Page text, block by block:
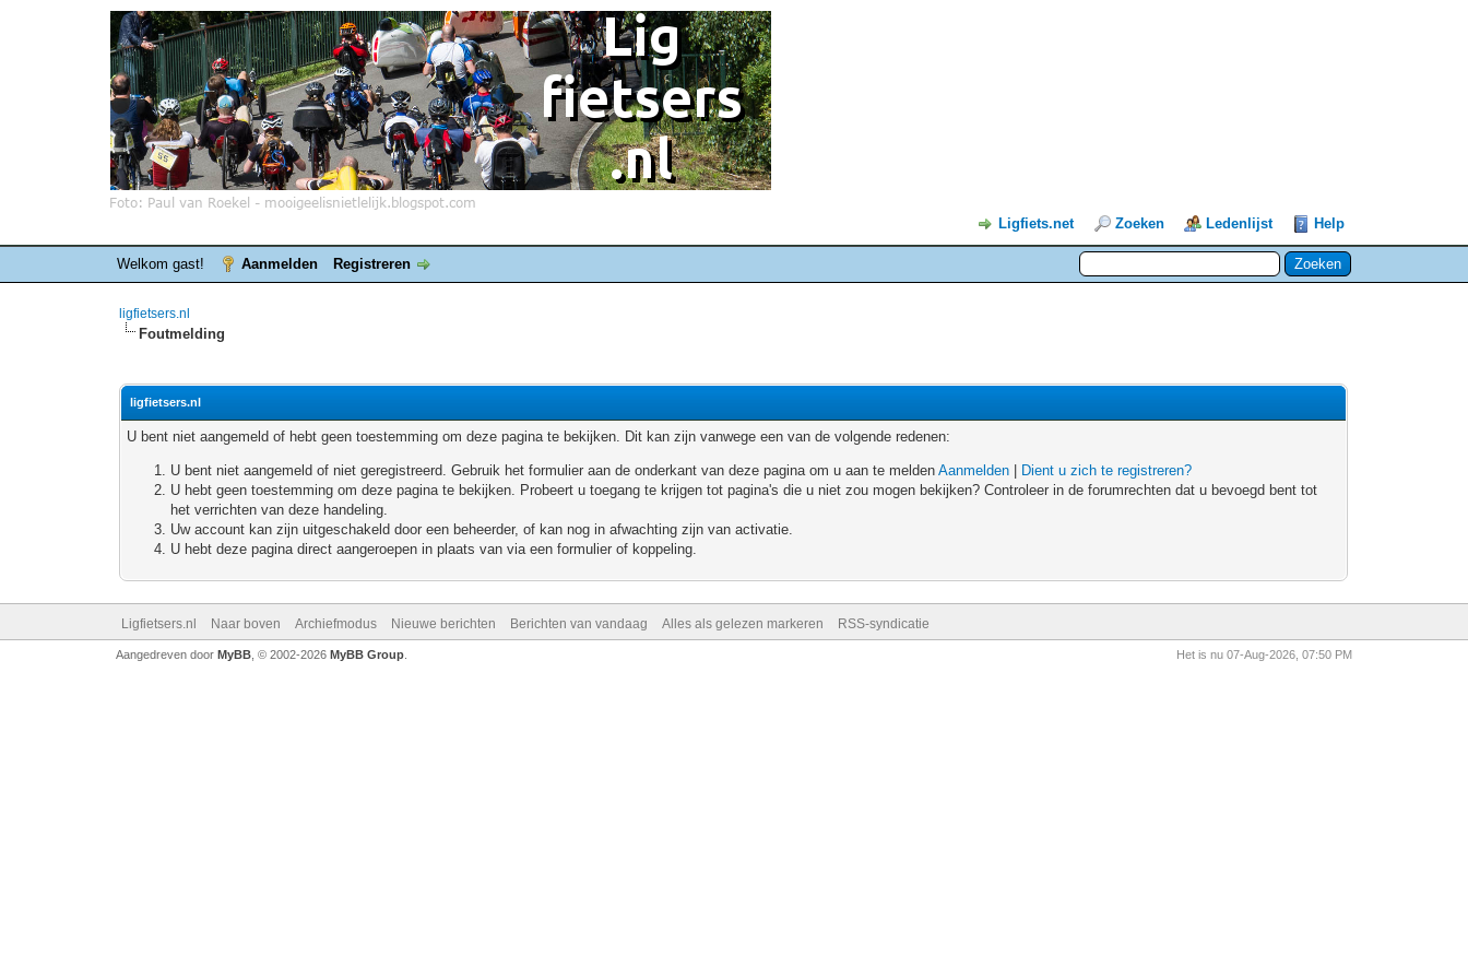
Ligfiets.net Zoeken Ledenlijst Help
Welkom gast! Aanmelden Registreren
ligfietsers.nl
Foutmelding
ligfietsers.nl
U bent niet aangemeld of hebt geen toestemming om deze pagina te bekijken. Dit kan zijn vanwege een van de volgende redenen:
U bent niet aangemeld of niet geregistreerd. Gebruik het formulier aan de onderkant van deze pagina om u aan te meldenAanmelden
Dient u zich te registreren?
U hebt geen toestemming om deze pagina te bekijken. Probeert u toegang te krijgen tot pagina's die u niet zou mogen bekijken? Controleer in de forumrechten dat u bevoegd bent tot
het verrichten van deze handeling.
Uw account kan zijn uitgeschakeld door een beheerder, of kan nog in afwachting zijn van activatie.
U hebt deze pagina direct aangeroepen in plaats van via een formulier of koppeling.
Ligfietsers.nl Naar boven Archiefmodus Nieuwe berichten Berichten van vandaag Alles als gelezen markeren RSS-syndicatie
Het is nu 07-Aug-2026, 07:50 PM
Aangedreven door MyBB, © 2002-2026 MyBB Group.